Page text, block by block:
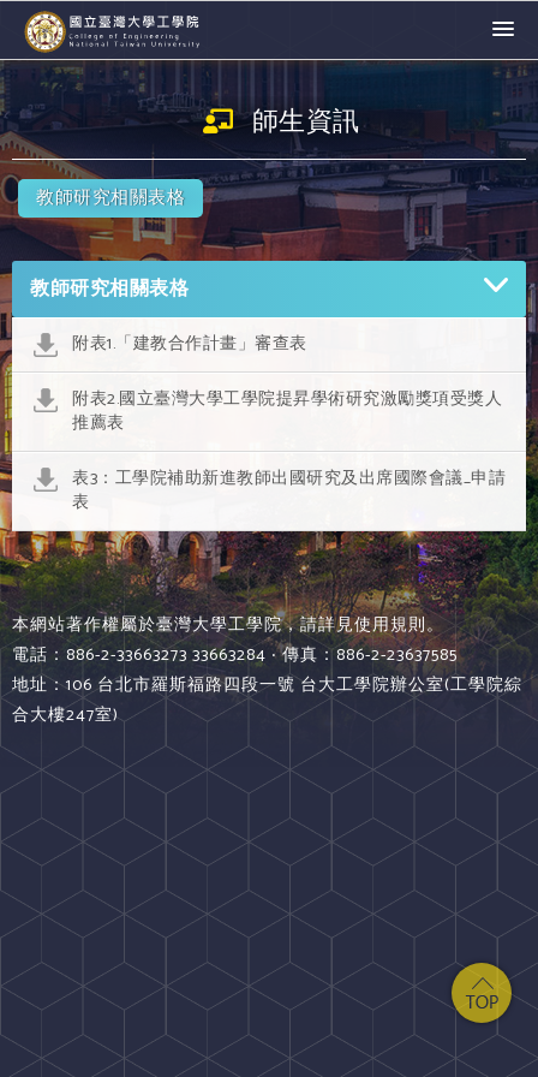
師生資訊
教師研究相關表格
教師研究相關表格
附表1.「建教合作計畫」審查表
附表2.國立臺灣大學工學院提昇學術研究激勵獎項受獎人
推薦表
表3：工學院補助新進教師出國研究及出席國際會議_申請
表
本網站著作權屬於臺灣大學工學院，請詳見使用規則。
電話：886-2-33663273 33663284 ‧ 傳真：886-2-23637585
地址：106 台北市羅斯福路四段一號 台大工學院辦公室(工學院綜
合大樓247室)